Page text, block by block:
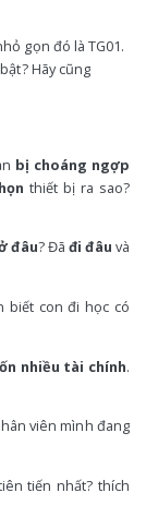
gọn đó là TG01.
Hãy cũng
bị choáng ngợp
thiết bị ra sao?
đâu? Đãđi đâu và
biết con đi học có
nhiều tài chính.
viên mình đang
tiến nhất? thích